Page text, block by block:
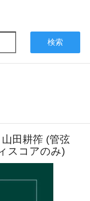
検索
田耕筰 (管弦
スコアのみ)